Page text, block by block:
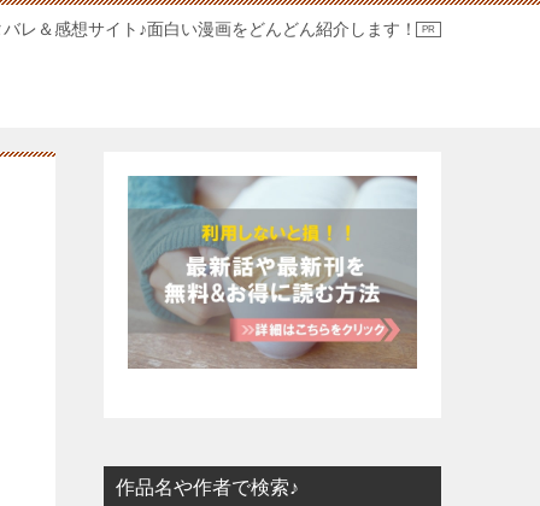
レ＆感想サイト♪面白い漫画をどんどん紹介します！
作品名や作者で検索♪